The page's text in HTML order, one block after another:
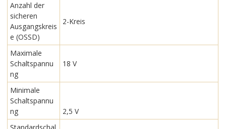
Anzahl der
sicheren
Ausgangskreis
e (OSSD)
2-Kreis
Maximale
Schaltspannu
ng
18 V
Minimale
Schaltspannu
ng
2,5 V